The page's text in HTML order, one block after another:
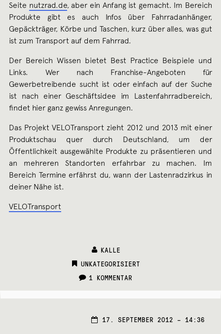
Seite nutzrad.de, aber ein Anfang ist gemacht. Im Bereich
Produkte gibt es auch Infos über Fahrradanhänger,
Gepäckträger, Körbe und Taschen, kurz über alles, was gut
ist zum Transport auf dem Fahrrad.
Der Bereich Wissen bietet Best Practice Beispiele und
Links. Wer nach Franchise-Angeboten für
Gewerbetreibende sucht ist oder einfach auf der Suche
ist nach einer Geschäftsidee im Lastenfahrradbereich,
findet hier ganz gewiss Anregungen.
Das Projekt VELOTransport zieht 2012 und 2013 mit einer
Produktschau quer durch Deutschland, um der
Öffentlichkeit ausgewählte Produkte zu präsentieren und
an mehreren Standorten erfahrbar zu machen. Im
Bereich Termine erfährst du, wann der Lastenradzirkus in
deiner Nähe ist.
VELOTransport
KALLE
CATEGORIES:
UNKATEGORISIERT
1 KOMMENTAR
17. SEPTEMBER 2012 – 14:36